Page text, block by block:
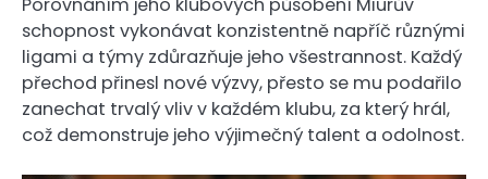
schopnost vykonávat konzistentně napříč různými
ligami a týmy zdůrazňuje jeho všestrannost. Každý
přechod přinesl nové výzvy, přesto se mu podařilo
zanechat trvalý vliv v každém klubu, za který hrál,
což demonstruje jeho výjimečný talent a odolnost.